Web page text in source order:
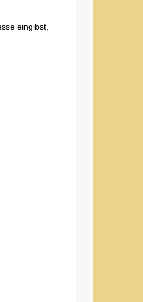
eingibst,